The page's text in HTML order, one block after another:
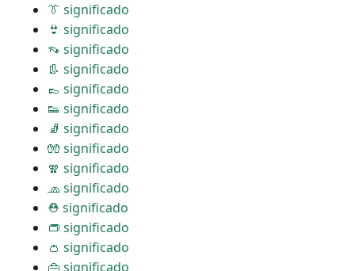
👔 significado
👙 significado
👡 significado
👢 significado
👞 significado
👟 significado
🧦 significado
🧤 significado
🧣 significado
🧢 significado
⛑ significado
👝 significado
👛 significado
👜 significado